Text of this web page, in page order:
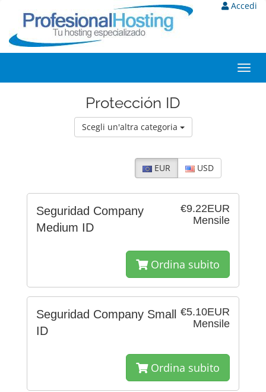
Accedi
Protección ID
Scegli un'altra categoria
EUR USD
€9.22EUR
Mensile
Seguridad Company
Medium ID
Ordina subito
€5.10EUR
Mensile
Seguridad Company Small
ID
Ordina subito